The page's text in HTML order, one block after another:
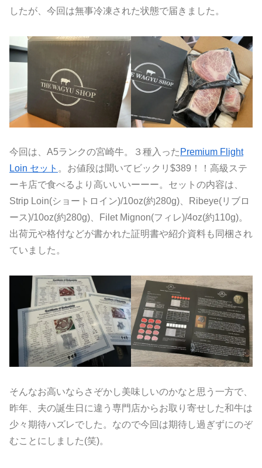
したが、今回は無事冷凍された状態で届きました。
今回は、A5ランクの宮崎牛。３種入った Premium Flight
Loin セット 。お値段は聞いてビックリ$389！！高級ステ
ーキ店で食べるより高いいいーーー。セットの内容は、
Strip Loin(ショートロイン)/10oz(約280g)、Ribeye(リブロ
ース)/10oz(約280g)、Filet Mignon(フィレ)/4oz(約110g)。
出荷元や格付などが書かれた証明書や紹介資料も同梱され
ていました。
そんなお高いならさぞかし美味しいのかなと思う一方で、
昨年、夫の誕生日に違う専門店からお取り寄せした和牛は
少々期待ハズレでした。なので今回は期待し過ぎずにのぞ
むことにしました(笑)。